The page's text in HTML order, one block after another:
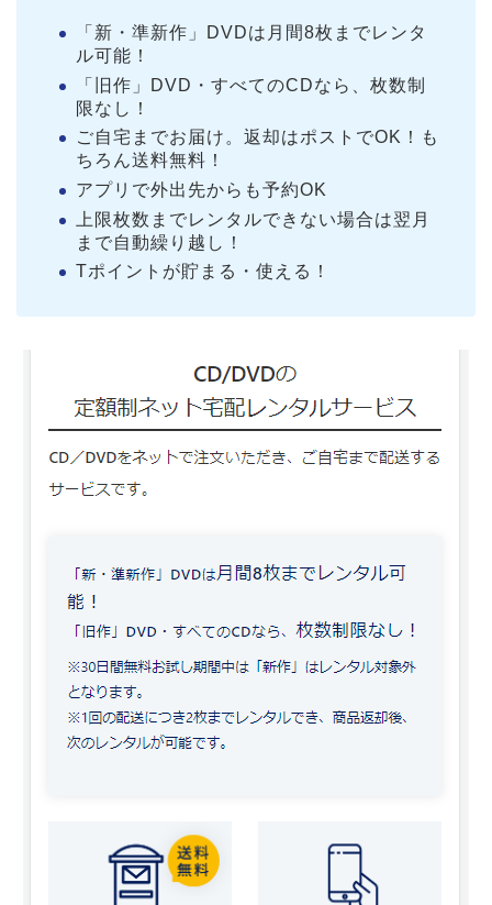
「新・準新作」DVDは月間8枚までレンタ
ル可能！
「旧作」DVD・すべてのCDなら、枚数制
限なし！
ご自宅までお届け。返却はポストでOK！も
ちろん送料無料！
アプリで外出先からも予約OK
上限枚数までレンタルできない場合は翌月
まで自動繰り越し！
Tポイントが貯まる・使える！